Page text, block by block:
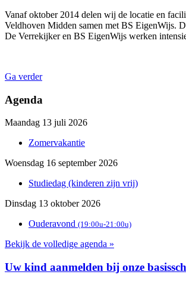
Vanaf oktober 2014 delen wij de locatie en
Veldhoven Midden samen met BS EigenWijs.
De Verrekijker en BS EigenWijs werken
Ga verder
Agenda
Maandag 13 juli 2026
Zomervakantie
Woensdag 16 september 2026
Studiedag (kinderen zijn vrij)
Dinsdag 13 oktober 2026
Ouderavond (19:00u-21:00u)
Bekijk de volledige agenda »
Uw kind aanmelden bij onze